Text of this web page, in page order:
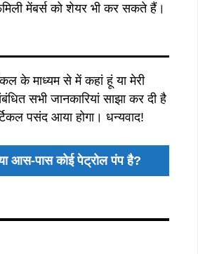
मेंबर्स को शेयर भी कर सकते हैं।
के माध्यम से में कहां हूं या मेरी
सभी जानकारियां साझा कर दी है
पसंद आया होगा। धन्यवाद!
आस-पास कोई पेट्रोल पंप है?